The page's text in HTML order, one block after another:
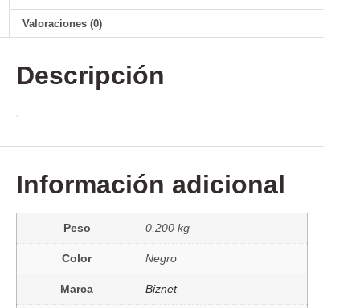
Valoraciones (0)
Descripción
Información adicional
Peso 0,200 kg
Color Negro
Marca Biznet